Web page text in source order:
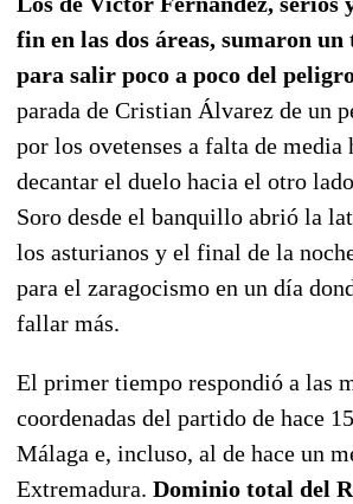
fin en las dos áreas, sumaron
para salir poco a poco del
parada de Cristian Álvarez de un
por los ovetenses a falta de media
decantar el duelo hacia el otro
Soro desde el banquillo abrió la
los asturianos y el final de la
para el zaragocismo en un día
fallar más.
El primer tiempo respondió a las
coordenadas del partido de hace
Málaga e, incluso, al de hace un
Extremadura. Dominio total del